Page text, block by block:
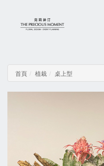
首頁 植栽 桌上型